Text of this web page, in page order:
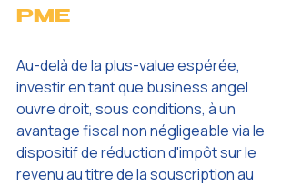
PME
Au-delà de la plus-value espérée,
investir en tant que business angel
ouvre droit, sous conditions, à un
avantage fiscal non négligeable via le
dispositif de réduction d'impôt sur le
revenu au titre de la souscription au